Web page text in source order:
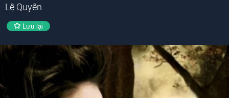
Lệ Quyên
Lưu lại